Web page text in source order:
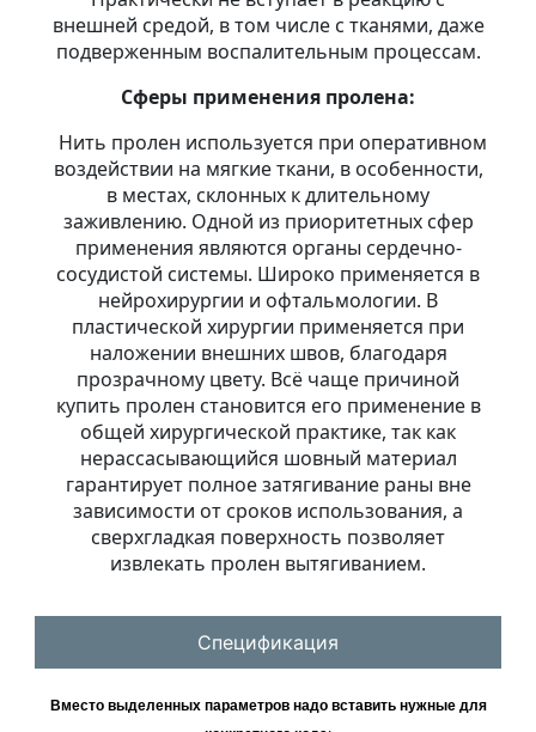
внешней средой, в том числе с тканями, даже
подверженным воспалительным процессам.
Сферы применения пролена:
Нить пролен используется при оперативном
воздействии на мягкие ткани, в особенности,
в местах, склонных к длительному
заживлению. Одной из приоритетных сфер
применения являются органы сердечно-
сосудистой системы. Широко применяется в
нейрохирургии и офтальмологии. В
пластической хирургии применяется при
наложении внешних швов, благодаря
прозрачному цвету. Всё чаще причиной
купить пролен становится его применение в
общей хирургической практике, так как
нерассасывающийся шовный материал
гарантирует полное затягивание раны вне
зависимости от сроков использования, а
сверхгладкая поверхность позволяет
извлекать пролен вытягиванием.
Спецификация
Вместо выделенных параметров надо вставить нужные для